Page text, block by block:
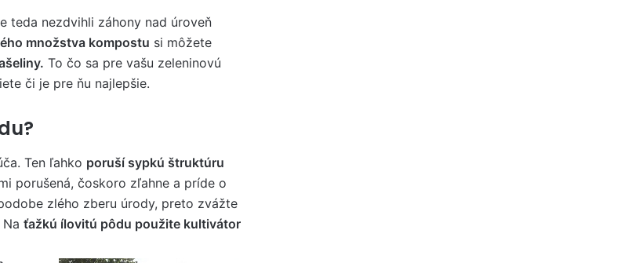
teda nezdvihli záhony nad úroveň
množstva kompostu si môžete
To čo sa pre vašu zeleninovú
či je pre ňu najlepšie.
Ten ľahko poruší sypkú štruktúru
porušená, čoskoro zľahne a príde o
zlého zberu úrody, preto zvážte
ťažkú ​​ílovitú pôdu použite kultivátor